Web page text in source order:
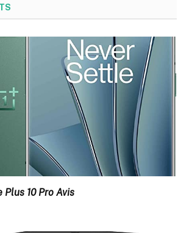
Plus 10 Pro Avis